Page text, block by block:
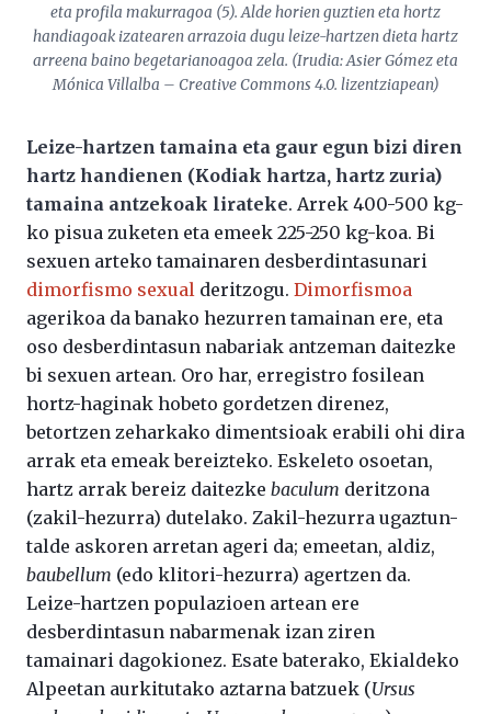
eta profila makurragoa (5). Alde horien guztien eta hortz
handiagoak izatearen arrazoia dugu leize-hartzen dieta hartz
arreena baino begetarianoagoa zela. (Irudia: Asier Gómez eta
Mónica Villalba – Creative Commons 4.0. lizentziapean)
Leize-hartzen tamaina eta gaur egun bizi diren
hartz handienen (Kodiak hartza, hartz zuria)
tamaina antzekoak lirateke. Arrek 400-500 kg-
ko pisua zuketen eta emeek 225-250 kg-koa. Bi
sexuen arteko tamainaren desberdintasunari
dimorfismo sexual deritzogu. Dimorfismoa
agerikoa da banako hezurren tamainan ere, eta
oso desberdintasun nabariak antzeman daitezke
bi sexuen artean. Oro har, erregistro fosilean
hortz-haginak hobeto gordetzen direnez,
betortzen zeharkako dimentsioak erabili ohi dira
arrak eta emeak bereizteko. Eskeleto osoetan,
hartz arrak bereiz daitezke baculum deritzona
(zakil-hezurra) dutelako. Zakil-hezurra ugaztun-
talde askoren arretan ageri da; emeetan, aldiz,
baubellum (edo klitori-hezurra) agertzen da.
Leize-hartzen populazioen artean ere
desberdintasun nabarmenak izan ziren
tamainari dagokionez. Esate baterako, Ekialdeko
Alpeetan aurkitutako aztarna batzuek (Ursus